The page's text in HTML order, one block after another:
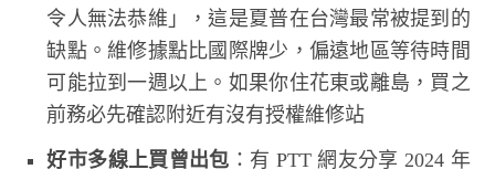
令人無法恭維」，這是夏普在台灣最常被提到的
缺點。維修據點比國際牌少，偏遠地區等待時間
可能拉到一週以上。如果你住花東或離島，買之
前務必先確認附近有沒有授權維修站
好市多線上買曾出包 ：有 PTT 網友分享 2024 年